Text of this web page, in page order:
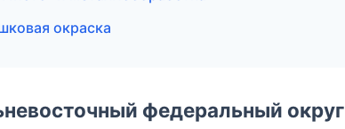
окраска
федеральный округ